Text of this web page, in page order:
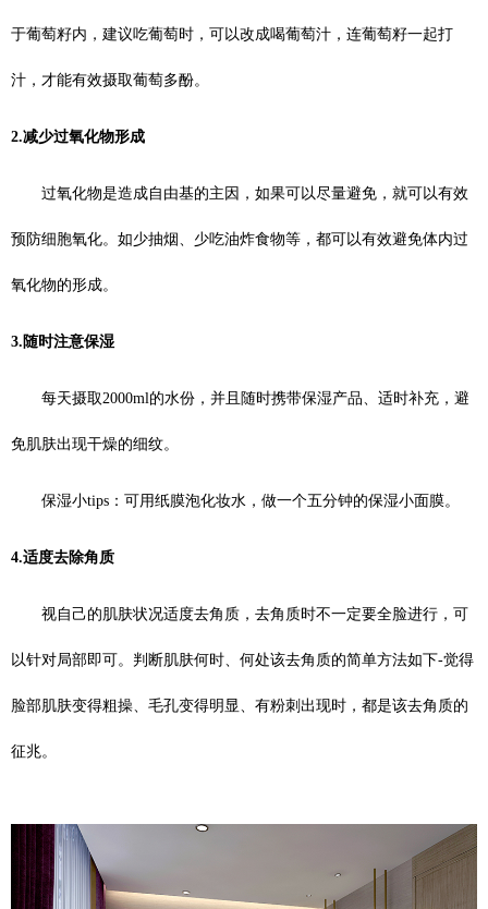
于葡萄籽内，建议吃葡萄时，可以改成喝葡萄汁，连葡萄籽一起打
汁，才能有效摄取葡萄多酚。
2.减少过氧化物形成
过氧化物是造成自由基的主因，如果可以尽量避免，就可以有效
预防细胞氧化。如少抽烟、少吃油炸食物等，都可以有效避免体内过
氧化物的形成。
3.随时注意保湿
每天摄取2000ml的水份，并且随时携带保湿产品、适时补充，避
免肌肤出现干燥的细纹。
保湿小tips：可用纸膜泡化妆水，做一个五分钟的保湿小面膜。
4.适度去除角质
视自己的肌肤状况适度去角质，去角质时不一定要全脸进行，可
以针对局部即可。判断肌肤何时、何处该去角质的简单方法如下-觉得
脸部肌肤变得粗操、毛孔变得明显、有粉刺出现时，都是该去角质的
征兆。